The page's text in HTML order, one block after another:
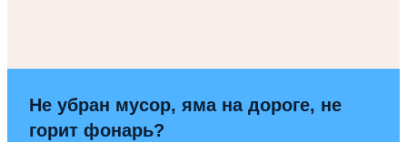
Не убран мусор, яма на дороге, не
горит фонарь?